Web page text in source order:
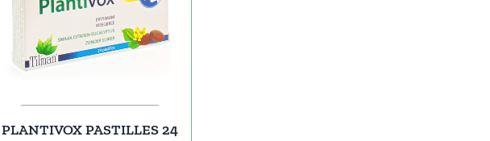
PLANTIVOX PASTILLES 24